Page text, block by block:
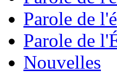
Parole de
Parole de
Nouvelles